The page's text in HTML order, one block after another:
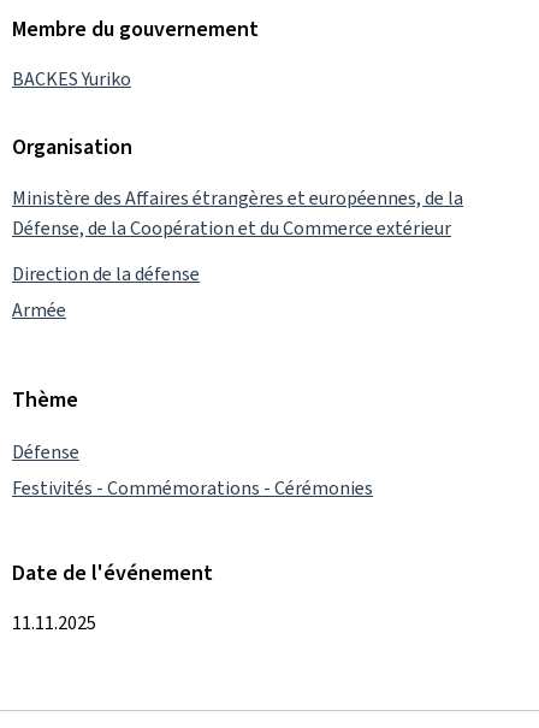
Membre du gouvernement
BACKES Yuriko
Organisation
Ministère des Affaires étrangères et européennes, de la
Défense, de la Coopération et du Commerce extérieur
Direction de la défense
Armée
Thème
Défense
Festivités - Commémorations - Cérémonies
Date de l'événement
11.11.2025